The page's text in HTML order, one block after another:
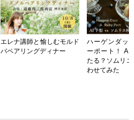
エレナ講師と愉しむモルド
バペアリングディナー
ハーゲンダッ
ーポート！ AI
たる？ソムリ
わせてみた